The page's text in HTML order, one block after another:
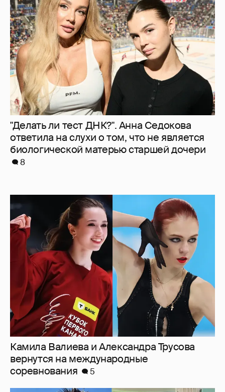
"Делать ли тест ДНК?". Анна Седокова
ответила на слухи о том, что не является
биологической матерью старшей дочери
8
Камила Валиева и Александра Трусова
вернутся на международные
соревнования
5